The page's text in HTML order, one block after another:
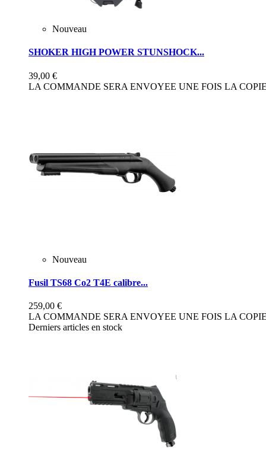
Nouveau
SHOKER HIGH POWER STUNSHOCK...
39,00 €
LA COMMANDE SERA ENVOYEE UNE FOIS LA
Nouveau
Fusil TS68 Co2 T4E calibre...
259,00 €
LA COMMANDE SERA ENVOYEE UNE FOIS LA
Derniers articles en stock